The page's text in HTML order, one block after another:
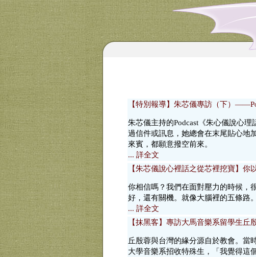
【特別報導】朱芯儀專訪（下）
朱芯儀主持的Podcast《朱心儀說心
過信件或訊息，她總會在末尾貼心地
來賓，都願意撥空前來。
... 詳全文
【朱芯儀說心裡話之從芯裡挖寶】
你相信嗎？我們在面對壓力的時候，
好，還有關機。就像大腦裡的五條路
... 詳全文
【抹黑客】專訪大馬音樂系留學生丘
丘殷蓉與台灣的緣分源自於教會。當
大學音樂系招收特殊生，「我覺得這